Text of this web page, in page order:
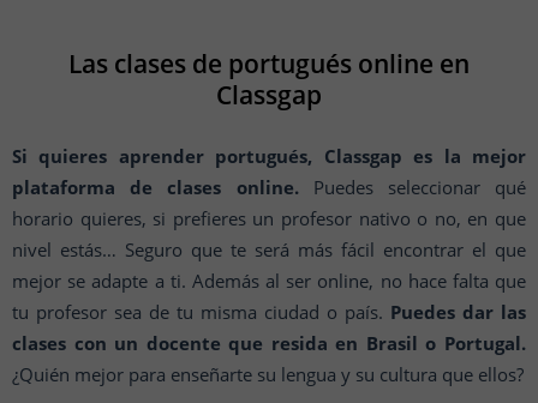
Las clases de portugués online en
Classgap
Si quieres aprender portugués, Classgap es la mejor
plataforma de clases online.Puedes seleccionar qué
horario quieres, si prefieres un profesor nativo o no, en que
nivel estás… Seguro que te será más fácil encontrar el que
mejor se adapte a ti. Además al ser online, no hace falta que
tu profesor sea de tu misma ciudad o país. Puedes dar las
clases con un docente que resida en Brasil o Portugal.
¿Quién mejor para enseñarte su lengua y su cultura que ellos?